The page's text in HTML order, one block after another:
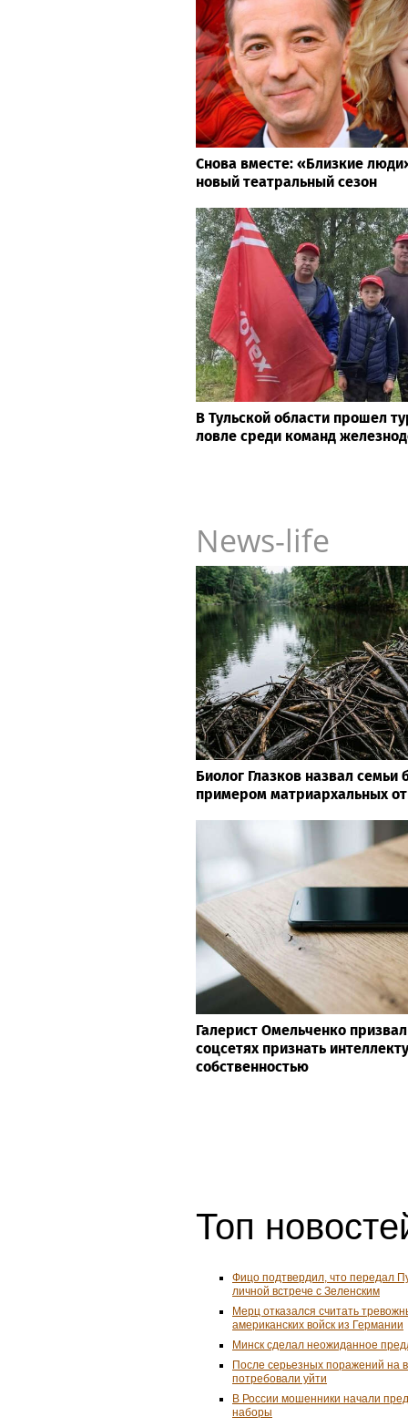
Снова вместе: «Близкие
новый театральный сезон
В Тульской области прошел
ловле среди команд
News-life
Биолог Глазков назвал семьи
примером матриархальных
Галерист Омельченко
соцсетях признать
собственностью
Топ
Фицо подтвердил, что передал
личной встрече с Зеленским
Мерц отказался считать
американских войск из Германии
Минск сделал неожиданное
После серьезных поражений на
потребовали уйти
В России мошенники начали
наборы